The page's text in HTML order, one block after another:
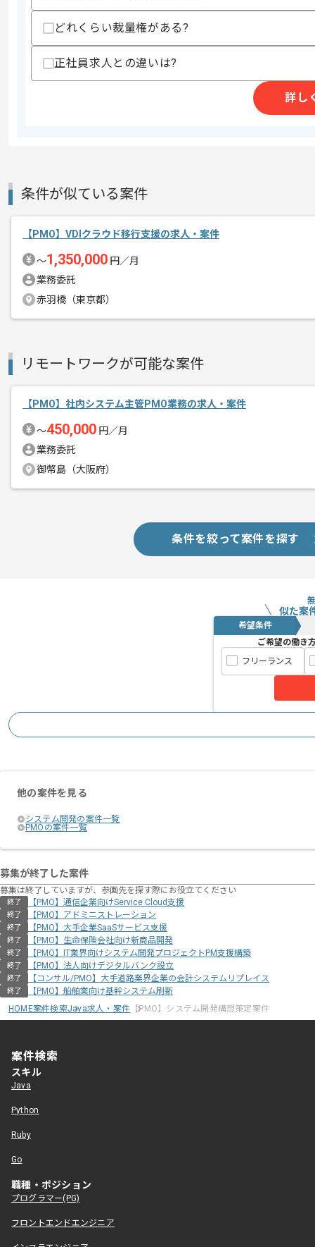
スキルに不安がある方へ
上記に似た経験やスキルをお持ちであれば申
150時間〜190時間
商談回数
作業開始日
エージェントからのコ
メント
ご経験と実績に応じて別案件のご提案
新しいアイディアや技術を積極的に導入
経験豊富なメンバーと成長が出来る環境
どれくらい裁量権がある?
正社員求人との違いは?
詳し
条件が似ている案件
【PMO】VDIクラウド移行支援の求人・案件
〜1,350,000 円／月
業務委託
赤羽橋（東京都）
リモートワークが可能な案件
【PMO】社内システム主管PMO業務の求人・案件
〜450,000 円／月
業務委託
御幣島（大阪府）
条件を絞って案件を探す
似た案
希望条件
ご希望の働き
フリーランス
他の案件を見る
システム開発の案件一覧
PMOの案件一覧
募集が終了した案件
募集は終了していますが、参画先を探す際にお役立てください
終了 【PMO】通信企業向けService Cloud支援
終了 【PMO】アドミニストレーション
終了 【PMO】大手企業SaaSサービス支援
終了 【PMO】生命保険会社向け新商品開発
終了 【PMO】IT業界向けシステム開発プロジェクトPM支援構築
終了 【PMO】法人向けデジタルバンク設立
終了 【コンサル/PMO】大手道路業界企業の会計システムリプレイス
終了
【PMO】船舶業向け基幹システム刷新
HOME案件検索Java求人・案件 【PMO】システム開発構想策定案件
案件検索
スキル
Java
Python
Ruby
Go
職種・ポジション
プログラマー(PG)
フロントエンドエンジニア